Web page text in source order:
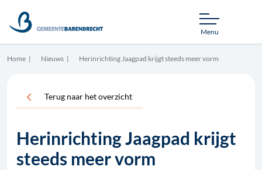
Menu
Home Nieuws Herinrichting Jaagpad krijgt steeds meer vorm
Terug naar het overzicht
Herinrichting Jaagpad krijgt
steeds meer vorm